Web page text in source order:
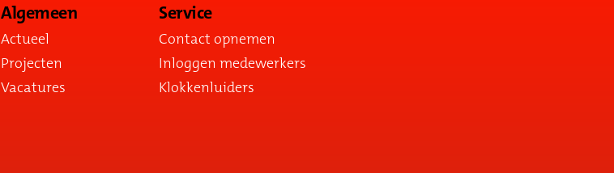
Algemeen
Actueel
Projecten
Vacatures
Service
Contact opnemen
Inloggen medewerkers
Klokkenluiders